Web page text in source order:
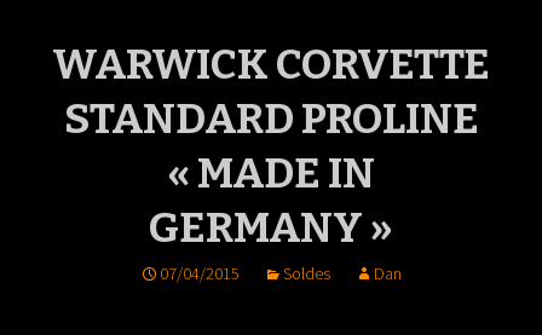
WARWICK CORVETTE
STANDARD PROLINE
« MADE IN
GERMANY »
07/04/2015 Soldes Dan